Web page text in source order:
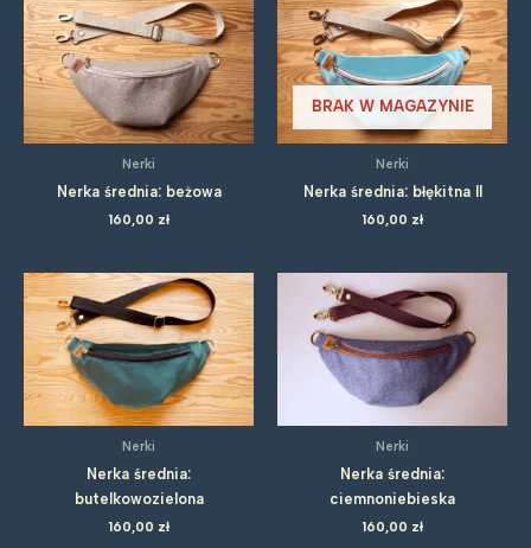
Nerki
Nerka średnia: beżowa
160,00 zł
BRAK W MAGAZYNIE
Nerki
Nerka średnia: błękitna II
160,00 zł
Nerki
Nerka średnia:
butelkowozielona
160,00 zł
Nerki
Nerka średnia:
ciemnoniebieska
160,00 zł